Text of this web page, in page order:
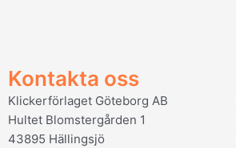
Kontakta oss
Klickerförlaget Göteborg AB
Hultet Blomstergården 1
43895 Hällingsjö